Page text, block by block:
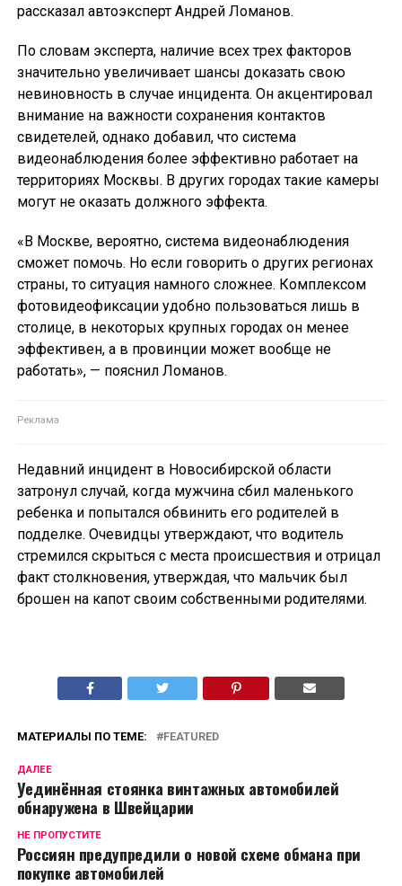
рассказал автоэксперт Андрей Ломанов.
По словам эксперта, наличие всех трех факторов
значительно увеличивает шансы доказать свою
невиновность в случае инцидента. Он акцентировал
внимание на важности сохранения контактов
свидетелей, однако добавил, что система
видеонаблюдения более эффективно работает на
территориях Москвы. В других городах такие камеры
могут не оказать должного эффекта.
«В Москве, вероятно, система видеонаблюдения
сможет помочь. Но если говорить о других регионах
страны, то ситуация намного сложнее. Комплексом
фотовидеофиксации удобно пользоваться лишь в
столице, в некоторых крупных городах он менее
эффективен, а в провинции может вообще не
работать», — пояснил Ломанов.
Недавний инцидент в Новосибирской области
затронул случай, когда мужчина сбил маленького
ребенка и попытался обвинить его родителей в
подделке. Очевидцы утверждают, что водитель
стремился скрыться с места происшествия и отрицал
факт столкновения, утверждая, что мальчик был
брошен на капот своим собственными родителями.
МАТЕРИАЛЫ ПО ТЕМЕ: FEATURED
ДАЛЕЕ
Уединённая стоянка винтажных автомобилей
обнаружена в Швейцарии
НЕ ПРОПУСТИТЕ
Россиян предупредили о новой схеме обмана при
покупке автомобилей